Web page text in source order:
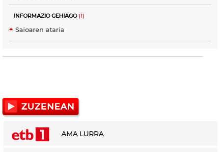
INFORMAZIO GEHIAGO(1)
Saioaren ataria
AMA LURRA